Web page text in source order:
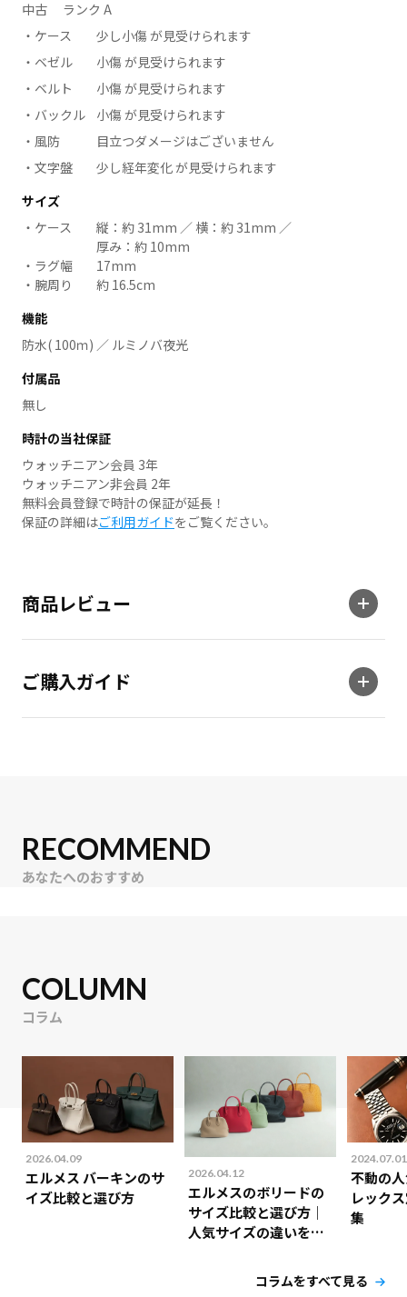
中古 ランク A
ケース
少し小傷 が見受けられます
ベゼル
小傷 が見受けられます
ベルト
小傷 が見受けられます
バックル
小傷 が見受けられます
風防
目立つダメージはございません
文字盤
少し経年変化 が見受けられます
サイズ
ケース
縦：約 31mm ／ 横：約 31mm ／
厚み：約 10mm
ラグ幅
17mm
腕周り
約 16.5cm
機能
防水( 100ｍ) ／ ルミノバ夜光
付属品
無し
時計の当社保証
ウォッチニアン会員 3年
ウォッチニアン非会員 2年
無料会員登録で時計の保証が延長！
保証の詳細はご利用ガイドをご覧ください。
商品レビュー
ご購入ガイド
RECOMMEND
あなたへのおすすめ
COLUMN
コラム
2026.04.09
エルメス バーキンのサ
イズ比較と選び方
2026.04.12
エルメスのボリードの
サイズ比較と選び方｜
人気サイズの違いを解
2024.07.01
不動の
レック
集
コラムをすべて見る